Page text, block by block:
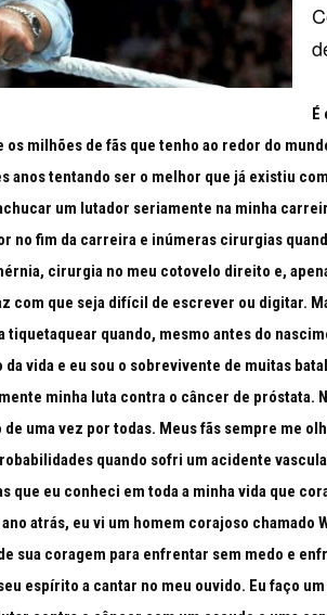
É
milhões de fãs que tenho ao redor do
anos tentando ser o melhor que já existiu
um lutador seriamente na minha
no fim da carreira e inúmeras cirurgias
cirurgia no meu cotovelo direito e,
com que seja difícil de escrever ou digitar.
quando, mesmo antes do
vida e eu sou o sobrevivente de muitas
minha luta contra o câncer de próstata.
uma vez por todas. Meus fãs sempre me
quando sofri um acidente
que eu conheci em toda a minha vida que
atrás, eu vi um homem corajoso
sua coragem para enfrentar sem medo e
espírito a cantar no meu ouvido. Eu faço